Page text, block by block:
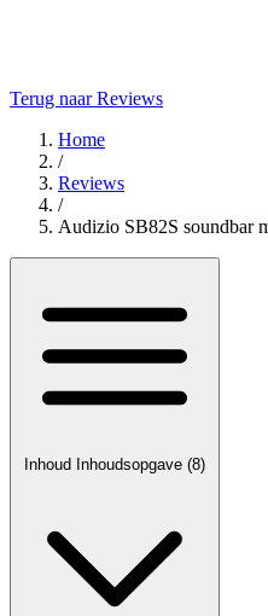
Terug naar Reviews
Home
/
Reviews
/
Audizio SB82S soundbar
Inhoud Inhoudsopgave (8)